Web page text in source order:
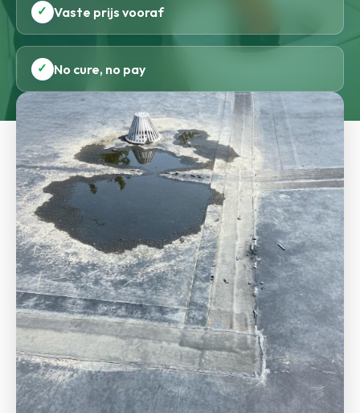
✓ Vaste prijs vooraf
✓ No cure, no pay